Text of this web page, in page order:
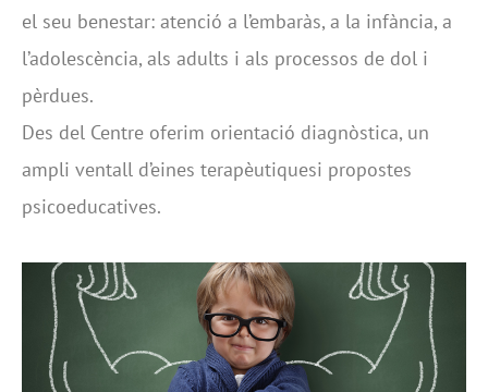
el seu benestar: atenció a l’embaràs, a la infància, a
l’adolescència, als adults i als processos de dol i
pèrdues.
Des del Centre oferim orientació diagnòstica, un
ampli ventall d’eines terapèutiquesi propostes
psicoeducatives.